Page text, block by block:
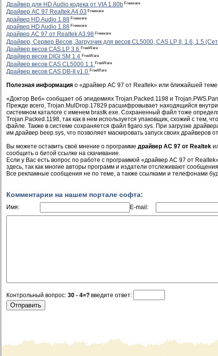
Драйвер для HD Audio кодека от VIA 1.80b Freeware
Драйвер AC 97 Realtek A4.03 Freeware
драйвер HD Audio 1.88 Freeware
драйвер HD Audio 1.88 Freeware
драйвер AC 97 от Realtek A3.98 Freeware
Драйвер, Сервер Весов, Загрузчик для весов CL5000, CAS LP II, 1.6, 1.5
Драйвер весов CAS LP 3.6 FreeWare
Драйвер весов DIGI SM 1.4 FreeWare
Драйвер весов CAS CL5000 1.1 FreeWare
Драйвер весов CAS DB-II v1.0 FreeWare
Полезная информация о «драйвер AC 97 от Realtek» или ближайшей
«Доктор Веб» сообщает об эпидемиях Trojan.Packed.1198 и
Прежде всего, Trojan.MulDrop.17829 расшифровывает находящийся
системном каталоге с именем brastk.exe. Сохраненный файл тоже
Trojan.Packed.1198, так как в нем используется упаковщик, схожий с тем,
файле. Также в системе сохраняется файл figaro.sys. При загрузке
им драйвер beep.sys, что позволяет маскировать запуск своих драйверов
Вы можете оставить своё мнение о программе драйвер AC 97 от Realtek
сообщить о битой ссылке на скачивание.
Если у Вас есть вопрос по работе с программой «драйвер AC 97 от
здесь, так как многие авторы программ и издатели отслеживают
Все рекламные сообщения не по теме, а также ссылками и телефонами
Комментарии на нашем портале софта:
Имя: E-mail:
Контрольный вопрос: 30 - 4=? введите ответ: